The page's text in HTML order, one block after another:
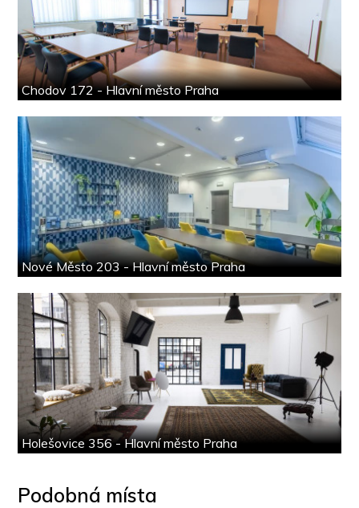
Chodov 172 - Hlavní město Praha
Nové Město 203 - Hlavní město Praha
Holešovice 356 - Hlavní město Praha
Podobná místa